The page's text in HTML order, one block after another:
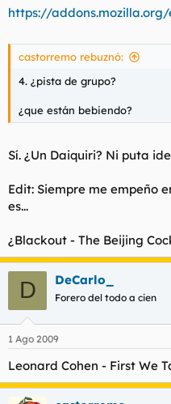
https://
castorremo rebuznó:
4. ¿pista de grupo?
¿que están bebiendo?
Sí. ¿Un Daiquiri? Ni puta
Edit: Siempre me empeño
es...
¿Blackout - The Beijing
D DeCarlo_
Forero del todo a cien
1 Ago 2009
Leonard Cohen - First We